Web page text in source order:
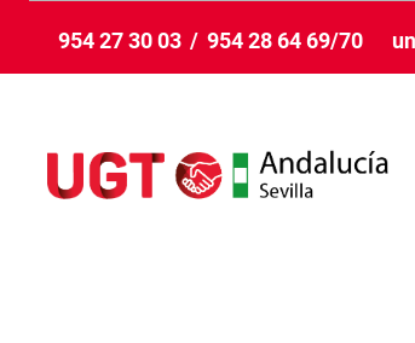
954 27 30 03 / 954 28 64 69/70